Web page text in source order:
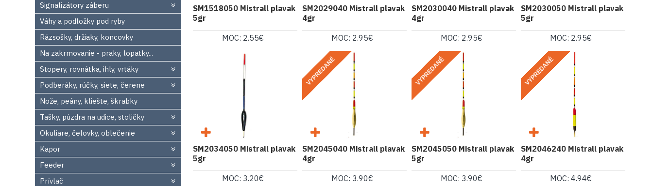
Signalizátory záberu
Váhy a podložky pod ryby
Rázsošky, držiaky, koncovky
Na zakrmovanie - praky, lopatky...
Stopery, rovnátka, ihly, vrtáky
Podberáky, rúčky, siete, čerene
Nože, peány, kliešte, škrabky
Tašky, púzdra na udice, stoličky
Okuliare, čelovky, oblečenie
Kapor
Feeder
Prívlač
SM1518050 Mistrall plavak
5gr
MOC: 2.55€
SM2029040 Mistrall plavak
4gr
MOC: 2.95€
SM2030040 Mistrall plavak
4gr
MOC: 2.95€
SM2030050 Mistrall plavak
5gr
MOC: 2.95€
SM2034050 Mistrall plavak
5gr
MOC: 3.20€
VYPREDANÉ
SM2045040 Mistrall plavak
4gr
MOC: 3.90€
VYPREDANÉ
SM2045050 Mistrall plavak
5gr
MOC: 3.90€
VYPREDANÉ
SM2046240 Mistrall plavak
4gr
MOC: 4.94€